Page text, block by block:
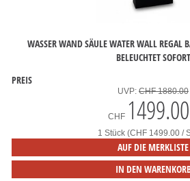
WASSER WAND SÄULE WATER WALL REGAL
BELEUCHTET SOFORT
PREIS
UVP: CHF 1880.00
CHF 1499.00
1 Stück (CHF 1499.00 /
AUF DIE MERKLISTE
IN DEN